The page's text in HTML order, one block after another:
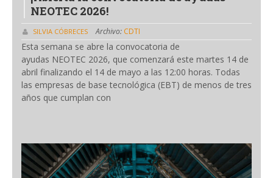
NEOTEC 2026!
SILVIA CÓBRECES Archivo: CDTI
Esta semana se abre la convocatoria de
ayudas NEOTEC 2026, que comenzará este martes 14 de
abril finalizando el 14 de mayo a las 12:00 horas. Todas
las empresas de base tecnológica (EBT) de menos de tres
años que cumplan con